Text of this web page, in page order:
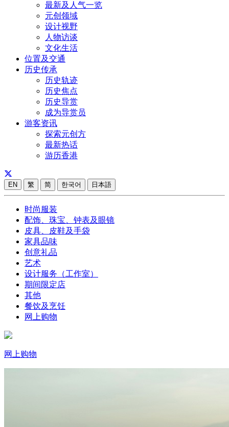
最新及人气一览
元创领域
设计视野
人物访谈
文化生活
位置及交通
历史传承
历史轨迹
历史焦点
历史导赏
成为导赏员
游客资讯
探索元创方
最新热话
游历香港
EN 繁 简 한국어 日本語
时尚服装
配饰、珠宝、钟表及眼镜
皮具、皮鞋及手袋
家具品味
创意礼品
艺术
设计服务（工作室）
期间限定店
其他
餐饮及烹饪
网上购物
网上购物